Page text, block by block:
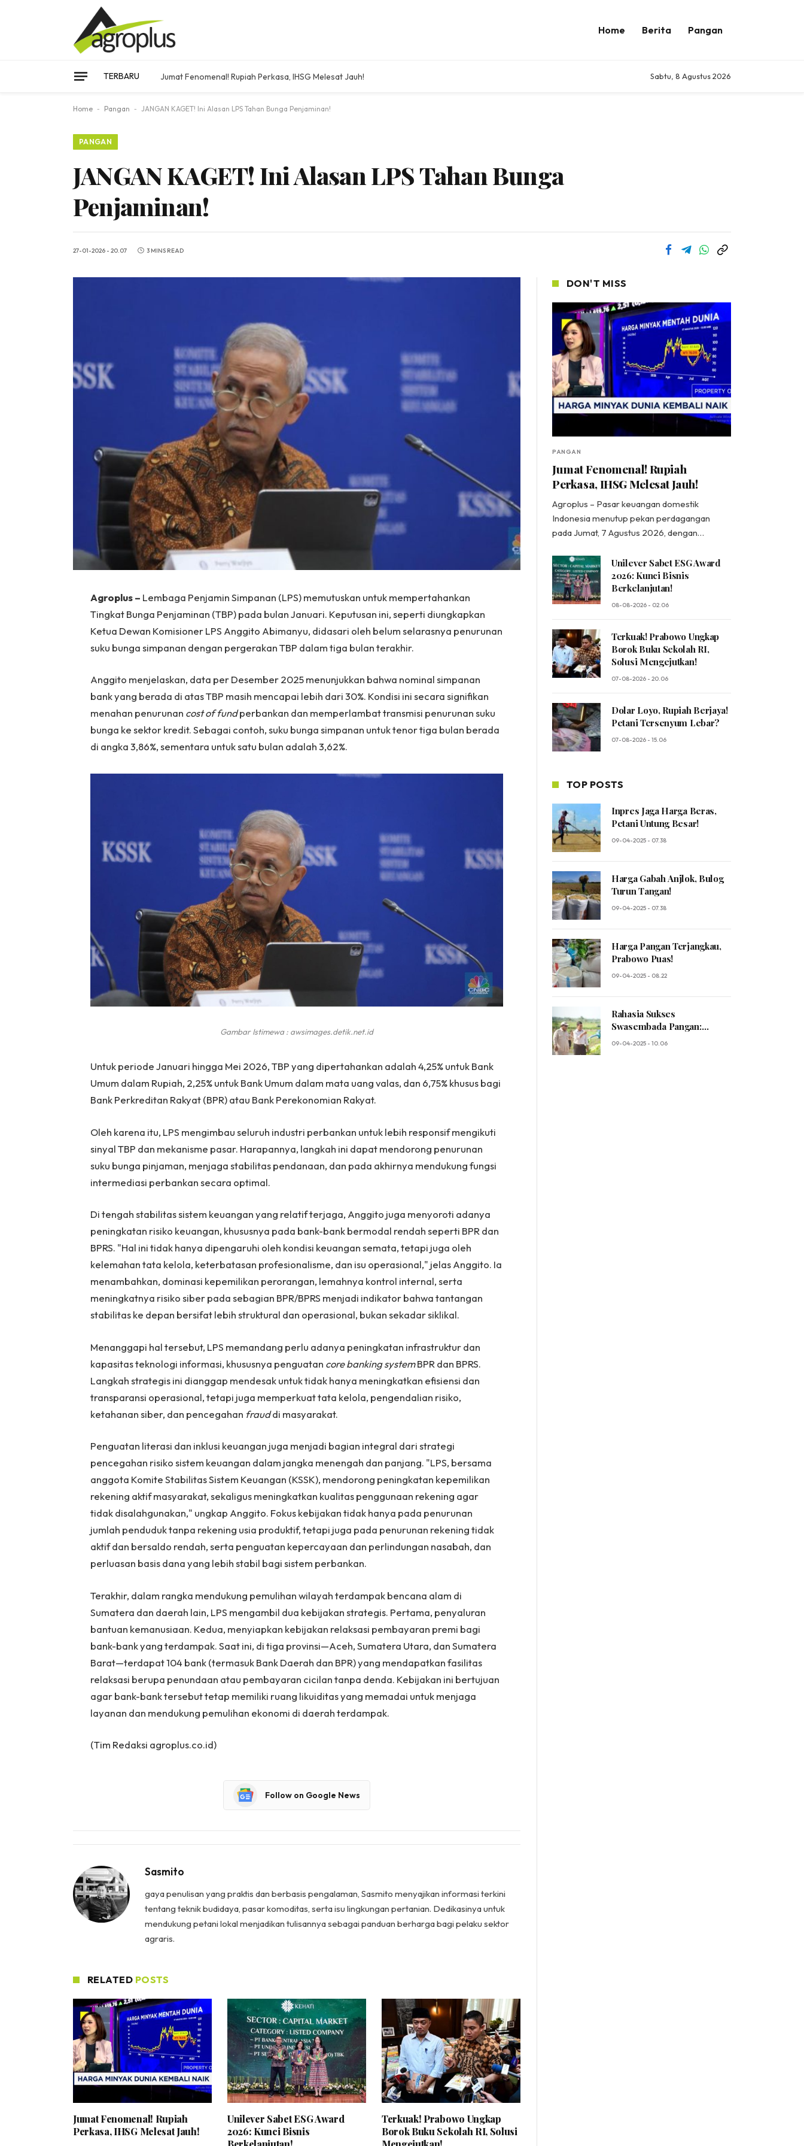
Home Berita Pangan
TERBARU Jumat Fenomenal! Rupiah Perkasa, IHSG Melesat Jauh! Sabtu, 8 Agustus 2026
Home - Pangan - JANGAN KAGET! Ini Alasan LPS Tahan Bunga Penjaminan!
PANGAN
JANGAN KAGET! Ini Alasan LPS Tahan Bunga
Penjaminan!
27-01-2026 - 20.07 3 MINS READ
Agroplus – Lembaga Penjamin Simpanan (LPS) memutuskan untuk mempertahankan
Tingkat Bunga Penjaminan (TBP) pada bulan Januari. Keputusan ini, seperti diungkapkan
Ketua Dewan Komisioner LPS Anggito Abimanyu, didasari oleh belum selarasnya penurunan
suku bunga simpanan dengan pergerakan TBP dalam tiga bulan terakhir.
Anggito menjelaskan, data per Desember 2025 menunjukkan bahwa nominal simpanan
bank yang berada di atas TBP masih mencapai lebih dari 30%. Kondisi ini secara signifikan
menahan penurunan cost of fundperbankan dan memperlambat transmisi penurunan suku
bunga ke sektor kredit. Sebagai contoh, suku bunga simpanan untuk tenor tiga bulan berada
di angka 3,86%, sementara untuk satu bulan adalah 3,62%.
Gambar Istimewa : awsimages.detik.net.id
Untuk periode Januari hingga Mei 2026, TBP yang dipertahankan adalah 4,25% untuk Bank
Umum dalam Rupiah, 2,25% untuk Bank Umum dalam mata uang valas, dan 6,75% khusus bagi
Bank Perkreditan Rakyat (BPR) atau Bank Perekonomian Rakyat.
Oleh karena itu, LPS mengimbau seluruh industri perbankan untuk lebih responsif mengikuti
sinyal TBP dan mekanisme pasar. Harapannya, langkah ini dapat mendorong penurunan
suku bunga pinjaman, menjaga stabilitas pendanaan, dan pada akhirnya mendukung fungsi
intermediasi perbankan secara optimal.
Di tengah stabilitas sistem keuangan yang relatif terjaga, Anggito juga menyoroti adanya
peningkatan risiko keuangan, khususnya pada bank-bank bermodal rendah seperti BPR dan
BPRS. "Hal ini tidak hanya dipengaruhi oleh kondisi keuangan semata, tetapi juga oleh
kelemahan tata kelola, keterbatasan profesionalisme, dan isu operasional," jelas Anggito. Ia
menambahkan, dominasi kepemilikan perorangan, lemahnya kontrol internal, serta
meningkatnya risiko siber pada sebagian BPR/BPRS menjadi indikator bahwa tantangan
stabilitas ke depan bersifat lebih struktural dan operasional, bukan sekadar siklikal.
Menanggapi hal tersebut, LPS memandang perlu adanya peningkatan infrastruktur dan
kapasitas teknologi informasi, khususnya penguatan core banking systemBPR dan BPRS.
Langkah strategis ini dianggap mendesak untuk tidak hanya meningkatkan efisiensi dan
transparansi operasional, tetapi juga memperkuat tata kelola, pengendalian risiko,
ketahanan siber, dan pencegahan frauddi masyarakat.
Penguatan literasi dan inklusi keuangan juga menjadi bagian integral dari strategi
pencegahan risiko sistem keuangan dalam jangka menengah dan panjang. "LPS, bersama
anggota Komite Stabilitas Sistem Keuangan (KSSK), mendorong peningkatan kepemilikan
rekening aktif masyarakat, sekaligus meningkatkan kualitas penggunaan rekening agar
tidak disalahgunakan," ungkap Anggito. Fokus kebijakan tidak hanya pada penurunan
jumlah penduduk tanpa rekening usia produktif, tetapi juga pada penurunan rekening tidak
aktif dan bersaldo rendah, serta penguatan kepercayaan dan perlindungan nasabah, dan
perluasan basis dana yang lebih stabil bagi sistem perbankan.
Terakhir, dalam rangka mendukung pemulihan wilayah terdampak bencana alam di
Sumatera dan daerah lain, LPS mengambil dua kebijakan strategis. Pertama, penyaluran
bantuan kemanusiaan. Kedua, menyiapkan kebijakan relaksasi pembayaran premi bagi
bank-bank yang terdampak. Saat ini, di tiga provinsi—Aceh, Sumatera Utara, dan Sumatera
Barat—terdapat 104 bank (termasuk Bank Daerah dan BPR) yang mendapatkan fasilitas
relaksasi berupa penundaan atau pembayaran cicilan tanpa denda. Kebijakan ini bertujuan
agar bank-bank tersebut tetap memiliki ruang likuiditas yang memadai untuk menjaga
layanan dan mendukung pemulihan ekonomi di daerah terdampak.
(Tim Redaksi agroplus.co.id)
Follow on Google News
Sasmito
gaya penulisan yang praktis dan berbasis pengalaman, Sasmito menyajikan informasi terkini
tentang teknik budidaya, pasar komoditas, serta isu lingkungan pertanian. Dedikasinya untuk
mendukung petani lokal menjadikan tulisannya sebagai panduan berharga bagi pelaku sektor
agraris.
RELATED POSTS
Jumat Fenomenal! Rupiah
Perkasa, IHSG Melesat Jauh!
Unilever Sabet ESG Award
2026: Kunci Bisnis
Terkuak! Prabowo Ungkap
Borok Buku Sekolah RI, Solusi
DON'T MISS
PANGAN
Jumat Fenomenal! Rupiah
Perkasa, IHSG Melesat Jauh!
Agroplus – Pasar keuangan domestik
Indonesia menutup pekan perdagangan
pada Jumat, 7 Agustus 2026, dengan…
Unilever Sabet ESG Award
2026: Kunci Bisnis
Berkelanjutan!
08-08-2026 - 02.06
Terkuak! Prabowo Ungkap
Borok Buku Sekolah RI,
Solusi Mengejutkan!
07-08-2026 - 20.06
Dolar Loyo, Rupiah Berjaya!
Petani Tersenyum Lebar?
07-08-2026 - 15.06
TOP POSTS
Inpres Jaga Harga Beras,
Petani Untung Besar!
09-04-2025 - 07.38
Harga Gabah Anjlok, Bulog
Turun Tangan!
09-04-2025 - 07.38
Harga Pangan Terjangkau,
Prabowo Puas!
09-04-2025 - 08.22
Rahasia Sukses
Swasembada Pangan:
Prabowo Ungkap Sosok
09-04-2025 - 10.06